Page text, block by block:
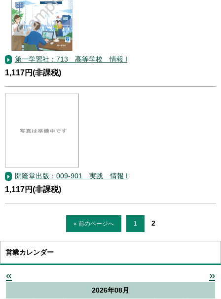
第一学習社：713 高等学校 情報 I
1,117円(非課税)
開隆堂出版：009-901 実践 情報 I
1,117円(非課税)
« 前のページへ 1 2
営業カレンダー
« »
2026年08月